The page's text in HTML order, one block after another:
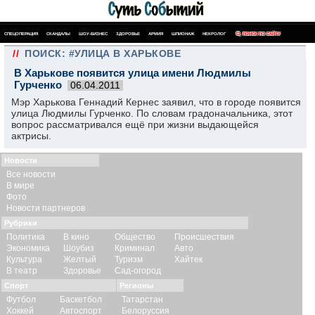
СПЕЦОПЕРАЦИЯ СКАНДАЛЫ ШОУ-БИЗНЕС ЗДОРОВЬЕ АРМИЯ ШПИОНАЖ НЕКРОЛОГ ПОИСК ПО САЙТУ
// ПОИСК: #УЛИЦА В ХАРЬКОВЕ
В Харькове появится улица имени Людмилы
Гурченко
06.04.2011
Мэр Харькова Геннадий Кернес заявил, что в городе появится
улица Людмилы Гурченко. По словам градоначальника, этот
вопрос рассматривался ещё при жизни выдающейся
актрисы.
Новости
Все новости
В мире
Фото
Новости партнеров
Рубрики
Политика
Экономика
Культура
В театр
В кино
Шоубиз
Желтый
Здоровье
Общество
Криминал
Туризм
Сад-огород
Происшествия
Авто
Хайтек
Спорт
Футбол
Хоккей
Баскетбол
Автоспорт
Регионы
Татарстан
Белоруссия